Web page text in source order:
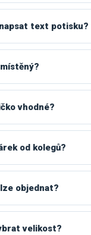
text potisku?
vhodné?
od kolegů?
objednat?
velikost?